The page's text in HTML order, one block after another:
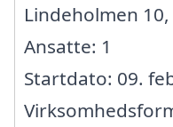
Lindeholmen 10,
Ansatte: 1
Startdato: 09.